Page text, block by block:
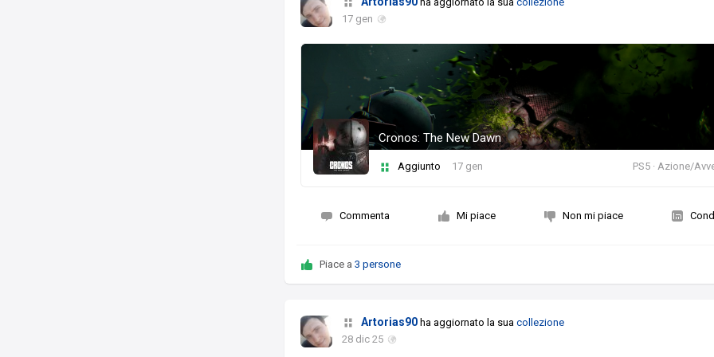
17 gen
Cronos: The New Dawn
Aggiunto 17 gen PS5 · Azione/
Commenta Mi piace Non mi piace
Piace a3 persone
Artorias90 ha aggiornato la suacollezione
28 dic 25